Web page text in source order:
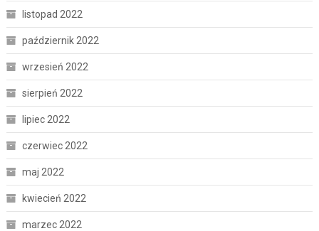
listopad 2022
październik 2022
wrzesień 2022
sierpień 2022
lipiec 2022
czerwiec 2022
maj 2022
kwiecień 2022
marzec 2022